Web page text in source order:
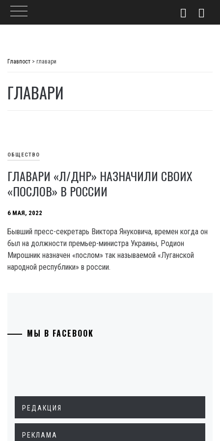
Главпост > главари
ГЛАВАРИ
ОБЩЕСТВО
ГЛАВАРИ «Л/ДНР» НАЗНАЧИЛИ СВОИХ
«ПОСЛОВ» В РОССИИ
6 МАЯ, 2022
Бывший пресс-секретарь Виктора Януковича, времен когда он
был на должности премьер-министра Украины, Родион
Мирошник назначен «послом» так называемой «Луганской
народной республики» в россии.
МЫ В FACEBOOK
РЕДАКЦИЯ
РЕКЛАМА